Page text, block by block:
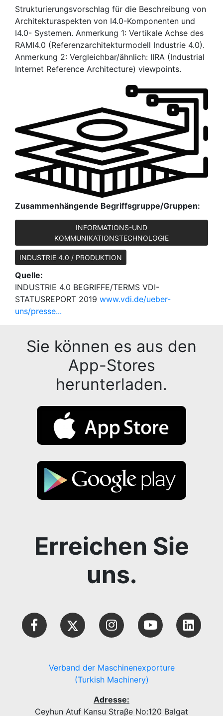
Strukturierungsvorschlag für die Beschreibung von
Architekturaspekten von I4.0-Komponenten und
I4.0- Systemen. Anmerkung 1: Vertikale Achse des
RAMI4.0 (Referenzarchitekturmodell Industrie 4.0).
Anmerkung 2: Vergleichbar/ähnlich: IIRA (Industrial
Internet Reference Architecture) viewpoints.
Zusammenhängende Begriffsgruppe/Gruppen:
INFORMATIONS-UND
KOMMUNIKATIONSTECHNOLOGIE
INDUSTRIE 4.0 / PRODUKTION
Quelle:
INDUSTRIE 4.0 BEGRIFFE/TERMS VDI-
STATUSREPORT 2019 www.vdi.de/ueber-
uns/presse...
Sie können es aus den
App-Stores
herunterladen.
Erreichen Sie
uns.
Verband der Maschinenexporture
(Turkish Machinery)
Adresse:
Ceyhun Atuf Kansu Straβe No:120 Balgat